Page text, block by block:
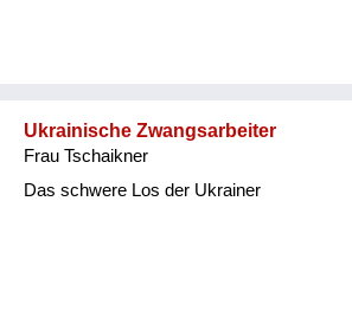
Ukrainische Zwangsarbeiter
Frau Tschaikner
Das schwere Los der Ukrainer